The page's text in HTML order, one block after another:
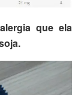
que ela